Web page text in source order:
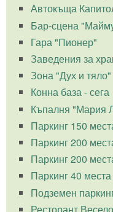
Автокъща
Бар-сцена
Гара "Пионер"
Заведения за
Зона "Дух и тяло"
Конна база - сега
Къпалня "Мария
Паркинг 150
Паркинг 200
Паркинг 200
Паркинг 40 места
Подземен
Ресторант